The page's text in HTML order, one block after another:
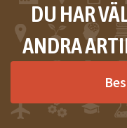
DU HAR
ANDRA